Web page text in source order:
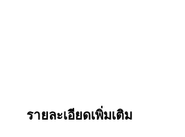
รายละเอียดเพิ่มเติม